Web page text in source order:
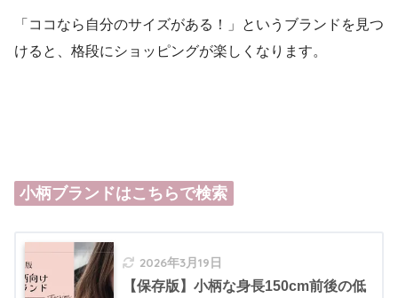
「ココなら自分のサイズがある！」というブランドを見つ
けると、格段にショッピングが楽しくなります。
小柄ブランドはこちらで検索
2026年3月19日
【保存版】小柄な身長150cm前後の低